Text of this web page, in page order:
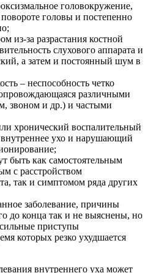
головокружение,
головы и постепенно
из-за разрастания костной
слухового аппарата и
а затем и постоянный шум в
– неспособность четко
различными
звоном и др.) и частыми
хронический воспалительный
ухо и нарушающий
быть как самостоятельным
с расстройством
так и симптомом ряда других
заболевание, причины
до конца так и не выяснены, но
приступы
которых резко ухудшается
внутреннего уха может